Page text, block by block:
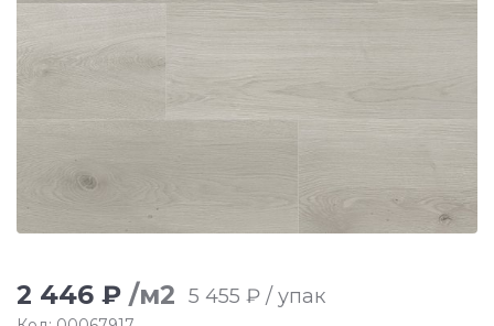
2 446 ₽ /м2 5 455 ₽ / упак